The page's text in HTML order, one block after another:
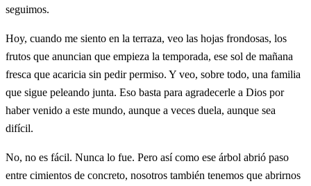
seguimos.
Hoy, cuando me siento en la terraza, veo las hojas frondosas, los
frutos que anuncian que empieza la temporada, ese sol de mañana
fresca que acaricia sin pedir permiso. Y veo, sobre todo, una familia
que sigue peleando junta. Eso basta para agradecerle a Dios por
haber venido a este mundo, aunque a veces duela, aunque sea
difícil.
No, no es fácil. Nunca lo fue. Pero así como ese árbol abrió paso
entre cimientos de concreto, nosotros también tenemos que abrirnos